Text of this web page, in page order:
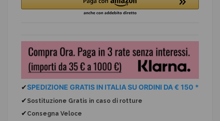
✔SPEDIZIONE GRATIS IN ITALIA SU ORDINI DA € 150 *
✔ Sostituzione Gratis in caso di rotture
✔ Consegna Veloce